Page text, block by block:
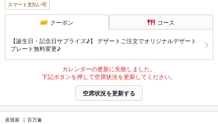
スマート支払い可
クーポン コース
【誕生日・記念日サプライズ♪】 デザートご注文でオリジナルデザート
プレート無料変更♪
カレンダーの更新に失敗しました。
下記ボタンを押して空席状況を更新してください。
空席状況を更新する
居酒屋 百万遍